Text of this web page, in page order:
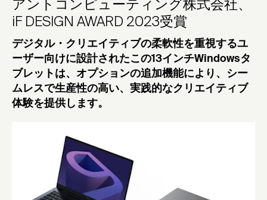
アントコンピューティング株式会社、
iF DESIGN AWARD 2023受賞
デジタル・クリエイティブの柔軟性を重視するユ
ーザー向けに設計されたこの13インチWindowsタ
ブレットは、オプションの追加機能により、シー
ムレスで生産性の高い、実践的なクリエイティブ
体験を提供します。